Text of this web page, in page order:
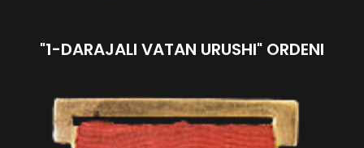
"1-DARAJALI VATAN URUSHI" ORDENI